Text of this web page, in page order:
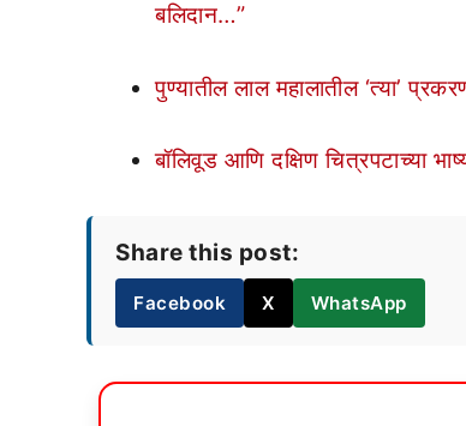
बलिदान…”
पुण्यातील लाल महालातील ‘त्या’
बॉलिवूड आणि दक्षिण चित्रपटाच्या
Share this post:
Facebook X WhatsApp